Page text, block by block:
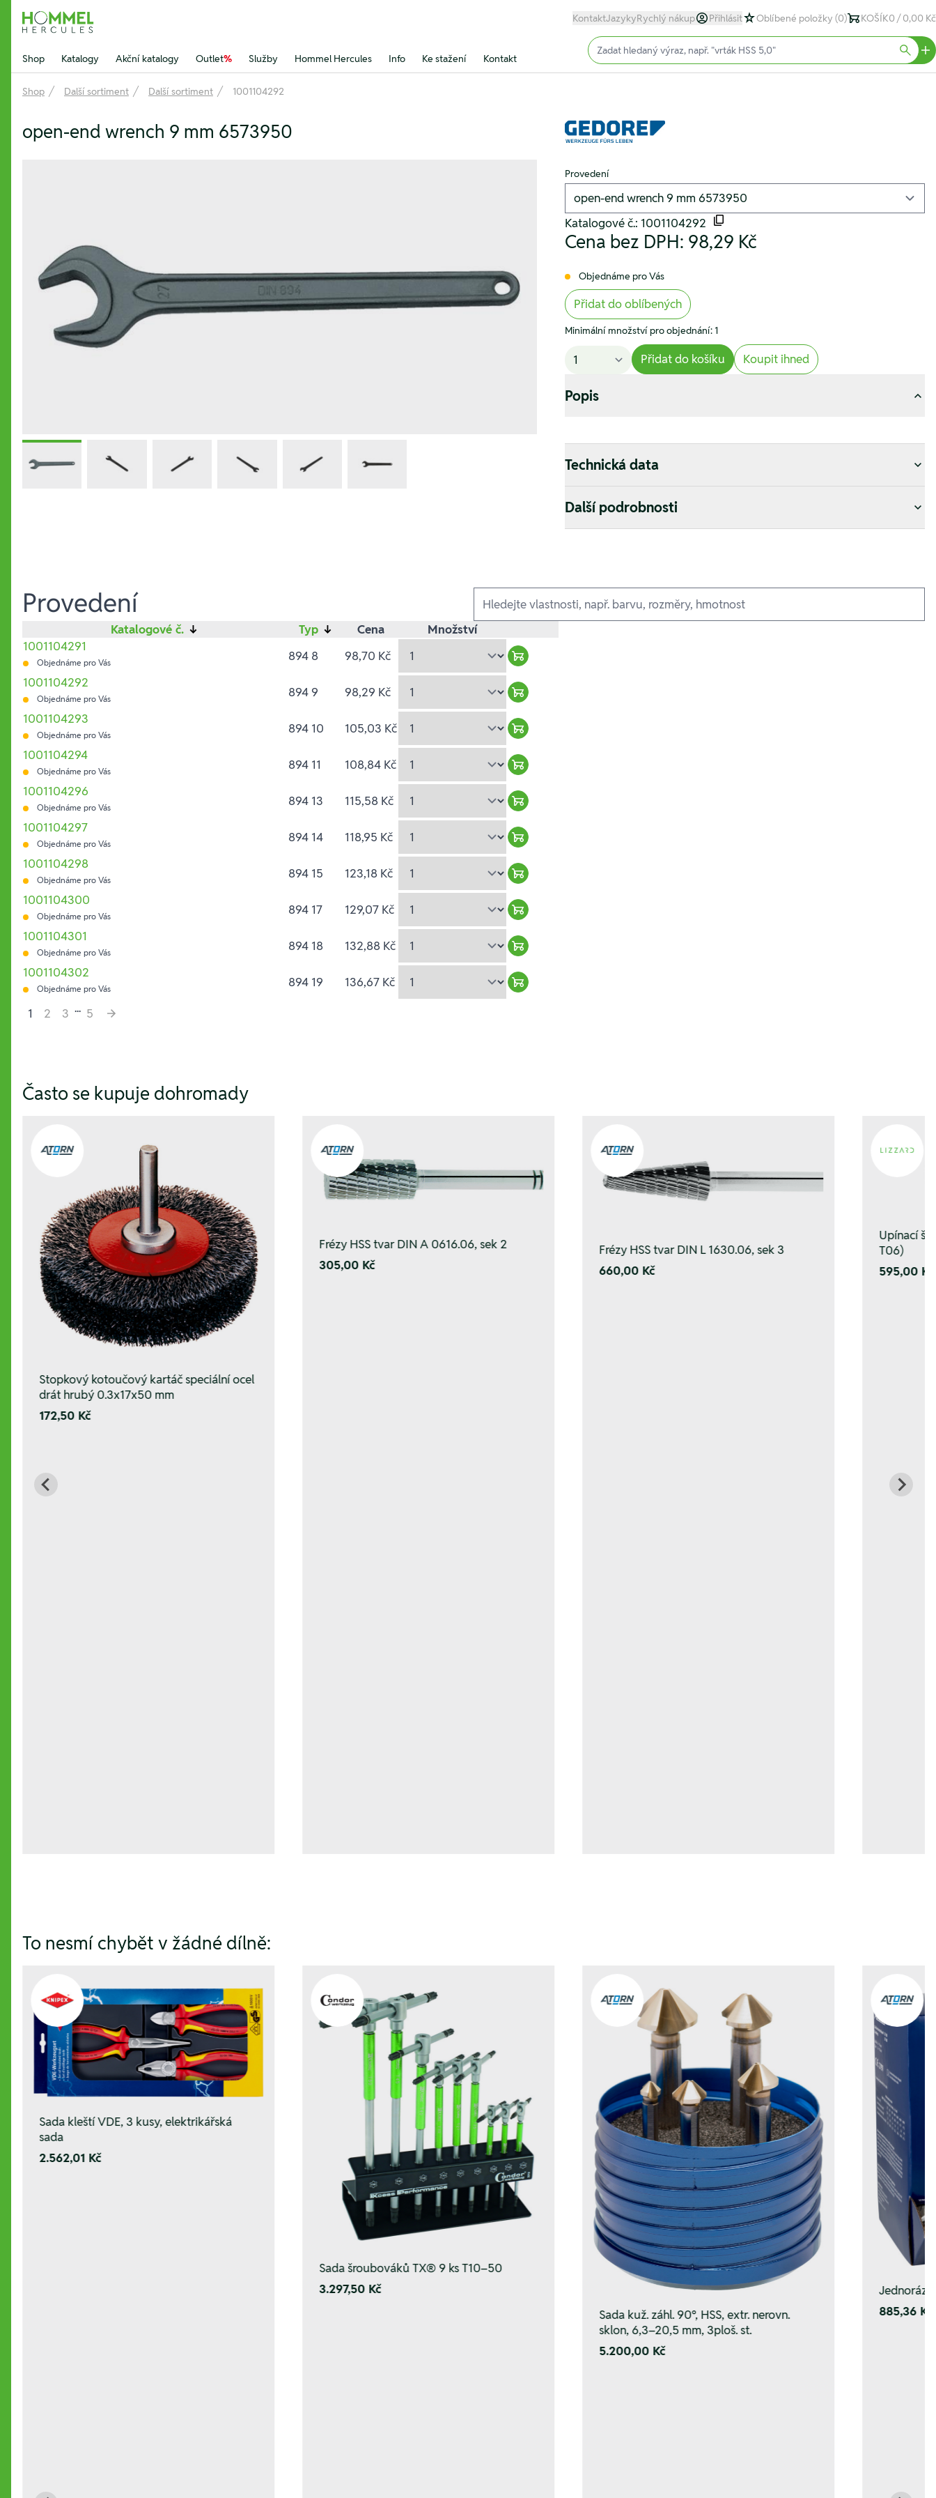
Hommel Hercules
KontaktJazykyRychlý nákup Přihlásit Oblíbené položky (0) KOŠÍK0 / 0,00 Kč
Shop Katalogy Akční katalogy Outlet% Služby Hommel Hercules Info Ke stažení Kontakt
Input (text)
Shop Další sortiment Další sortiment 1001104292
open-end wrench 9 mm 6573950
Provedení
Katalogové č.: 1001104292
Cena bez DPH: 98,29 Kč
Objednáme pro Vás
Přidat do oblíbených
Minimální množství pro objednání: 1
Přidat do košíku Koupit ihned
Popis
Technická data
Další podrobnosti
Provedení Ausführungen
Katalogové č. ↓ Typ ↓ Cena
Množství
1001104291
Objednáme pro Vás 894 8 98,70 Kč
Warenkorb hinzufügen
1001104292
Objednáme pro Vás 894 9 98,29 Kč
Warenkorb hinzufügen
1001104293
Objednáme pro Vás 894 10 105,03 Kč
Warenkorb hinzufügen
1001104294
Objednáme pro Vás 894 11 108,84 Kč
Warenkorb hinzufügen
1001104296
Objednáme pro Vás 894 13 115,58 Kč
Warenkorb hinzufügen
1001104297
Objednáme pro Vás 894 14 118,95 Kč
Warenkorb hinzufügen
1001104298
Objednáme pro Vás 894 15 123,18 Kč
Warenkorb hinzufügen
1001104300
Objednáme pro Vás 894 17 129,07 Kč
Warenkorb hinzufügen
1001104301
Objednáme pro Vás 894 18 132,88 Kč
Warenkorb hinzufügen
1001104302
Objednáme pro Vás 894 19 136,67 Kč
Warenkorb hinzufügen
1
2 3 ... 5
Často se kupuje dohromady
Stopkový kotoučový kartáč speciální ocel
drát hrubý 0.3x17x50 mm
172,50 Kč
Frézy HSS tvar DIN A 0616.06, sek 2
305,00 Kč
Frézy HSS tvar DIN L 1630.06, sek 3
660,00 Kč
Upínací
T06)
595,00 Kč
To nesmí chybět v žádné dílně:
Sada kleští VDE, 3 kusy, elektrikářská
sada
2.562,01 Kč
Sada šroubováků TX® 9 ks T10–50
3.297,50 Kč
Sada kuž. záhl. 90°, HSS, extr. nerovn.
sklon, 6,3–20,5 mm, 3ploš. st.
5.200,00 Kč
885,36 Kč